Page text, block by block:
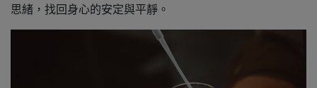
思緒，找回身心的安定與平靜。